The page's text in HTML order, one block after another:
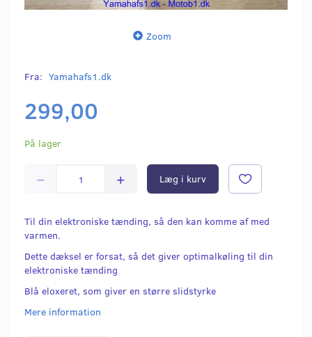
Zoom
Fra: Yamahafs1.dk
299,00
På lager
Læg i kurv
Til din elektroniske tænding, så den kan komme af med
varmen.
Dette dæksel er forsat, så det giver optimalkøling til din
elektroniske tænding
Blå eloxeret, som giver en større slidstyrke
Mere information